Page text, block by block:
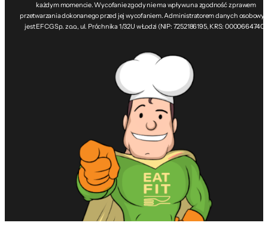
każdym momencie. Wycofanie zgody nie ma wpływu na zgodność z prawem
przetwarzania dokonanego przed jej wycofaniem. Administratorem danych
jest EFCG Sp. z o.o., ul. Próchnika 1/32U w Łodzi (NIP: 7252186195, KRS: 0000664740).